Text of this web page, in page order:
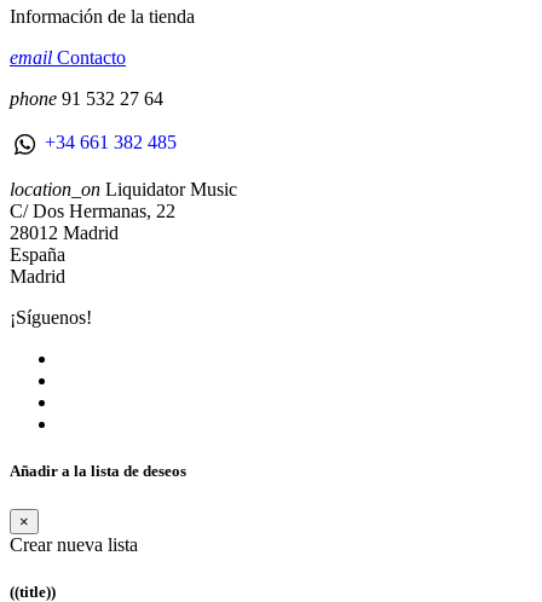
Información de la tienda
email Contacto
phone 91 532 27 64
+34 661 382 485
location_on Liquidator Music
C/ Dos Hermanas, 22
28012 Madrid
España
Madrid
¡Síguenos!
Añadir a la lista de deseos
×
Crear nueva lista
((title))